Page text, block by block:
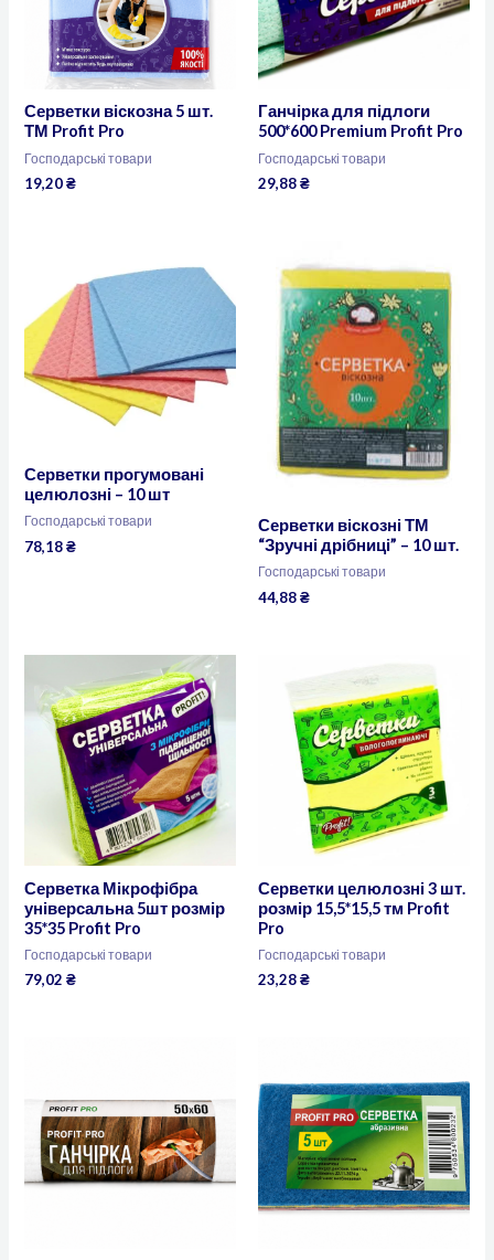
Серветки віскозна 5 шт.
ТМ Profit Pro
Господарські товари
19,20₴
Ганчірка для підлоги
500*600 Premium Profit Pro
Господарські товари
29,88₴
Серветки прогумовані
целюлозні – 10 шт
Господарські товари
78,18₴
Серветки віскозні ТМ
“Зручні дрібниці” – 10 шт.
Господарські товари
44,88₴
Серветка Мікрофібра
універсальна 5шт розмір
35*35 Profit Pro
Господарські товари
79,02₴
Серветки целюлозні 3 шт.
розмір 15,5*15,5 тм Profit
Pro
Господарські товари
23,28₴